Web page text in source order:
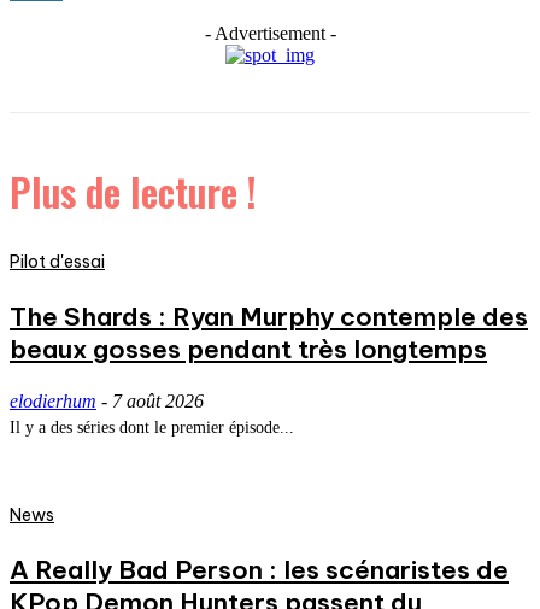
- Advertisement -
Plus de lecture !
Pilot d'essai
The Shards : Ryan Murphy contemple des
beaux gosses pendant très longtemps
elodierhum - 7 août 2026
Il y a des séries dont le premier épisode...
News
A Really Bad Person : les scénaristes de